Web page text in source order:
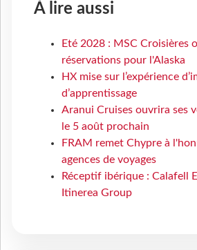
À lire aussi
Eté 2028 : MSC Croisières
réservations pour l'Alaska
HX mise sur l’expérience
d’apprentissage
Aranui Cruises ouvrira ses
le 5 août prochain
FRAM remet Chypre à
agences de voyages
Réceptif ibérique : Calafell
Itinerea Group